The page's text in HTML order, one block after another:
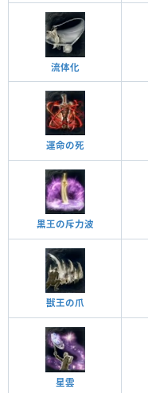
流体化
運命の死
黒王の斥力波
獣王の爪
星雲